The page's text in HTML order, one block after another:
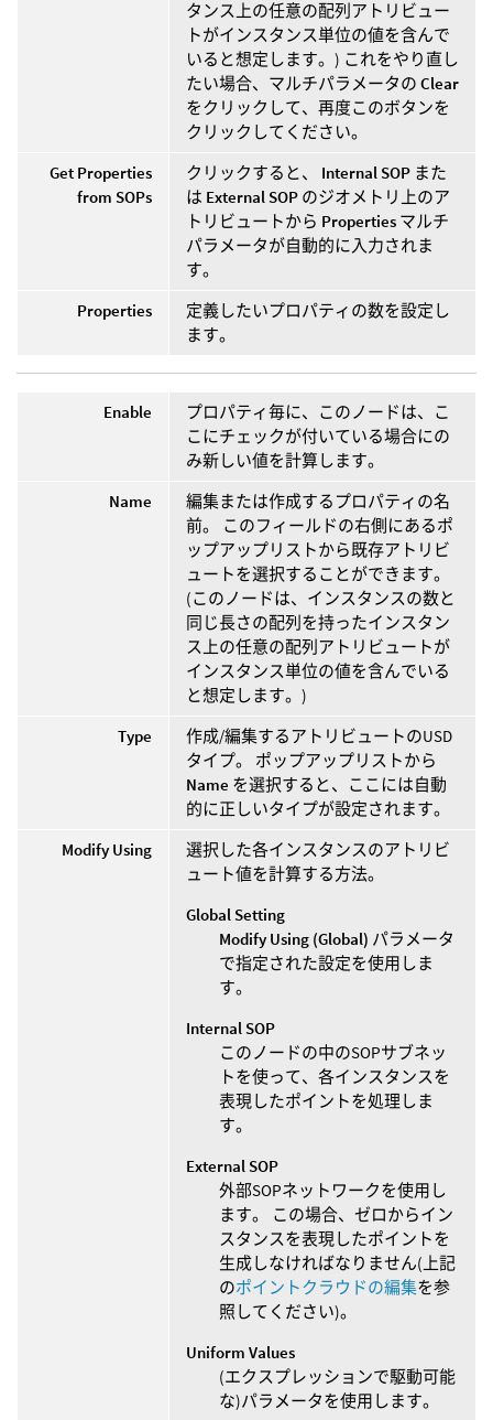
タンス上の任意の配列アトリビュー
トがインスタンス単位の値を含んで
いると想定します。) これをやり直し
たい場合、マルチパラメータの Clear
をクリックして、再度このボタンを
クリックしてください。
Get Properties
from SOPs
クリックすると、 Internal SOP また
は External SOP のジオメトリ上のア
トリビュートから Properties マルチ
パラメータが自動的に入力されま
す。
Properties
定義したいプロパティの数を設定し
ます。
Enable
プロパティ毎に、このノードは、こ
こにチェックが付いている場合にの
み新しい値を計算します。
Name
編集または作成するプロパティの名
前。 このフィールドの右側にあるポ
ップアップリストから既存アトリビ
ュートを選択することができます。
(このノードは、インスタンスの数と
同じ長さの配列を持ったインスタン
ス上の任意の配列アトリビュートが
インスタンス単位の値を含んでいる
と想定します。)
Type
作成/編集するアトリビュートのUSD
タイプ。 ポップアップリストから
Name を選択すると、ここには自動
的に正しいタイプが設定されます。
Modify Using
選択した各インスタンスのアトリビ
ュート値を計算する方法。
Global Setting
Modify Using (Global) パラメータ
で指定された設定を使用しま
す。
Internal SOP
このノードの中のSOPサブネッ
トを使って、各インスタンスを
表現したポイントを処理しま
す。
External SOP
外部SOPネットワークを使用し
ます。 この場合、ゼロからイン
スタンスを表現したポイントを
生成しなければなりません(上記
のポイントクラウドの編集を参
照してください)。
Uniform Values
(エクスプレッションで駆動可能
な)パラメータを使用します。